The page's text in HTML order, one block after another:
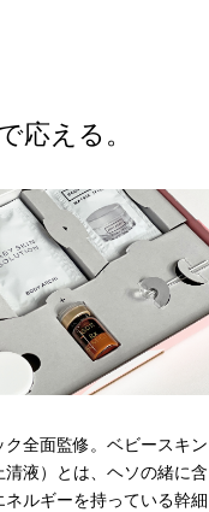
応える。
全面監修。ベビースキン
清液）とは、ヘソの緒に含
ルギーを持っている幹細